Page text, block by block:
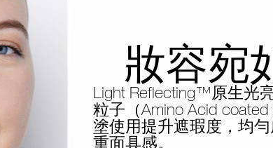
妝容宛
Light Reflecting™原生光
粒子（Amino Acid
塗使用提升遮瑕度，均
重面具感。